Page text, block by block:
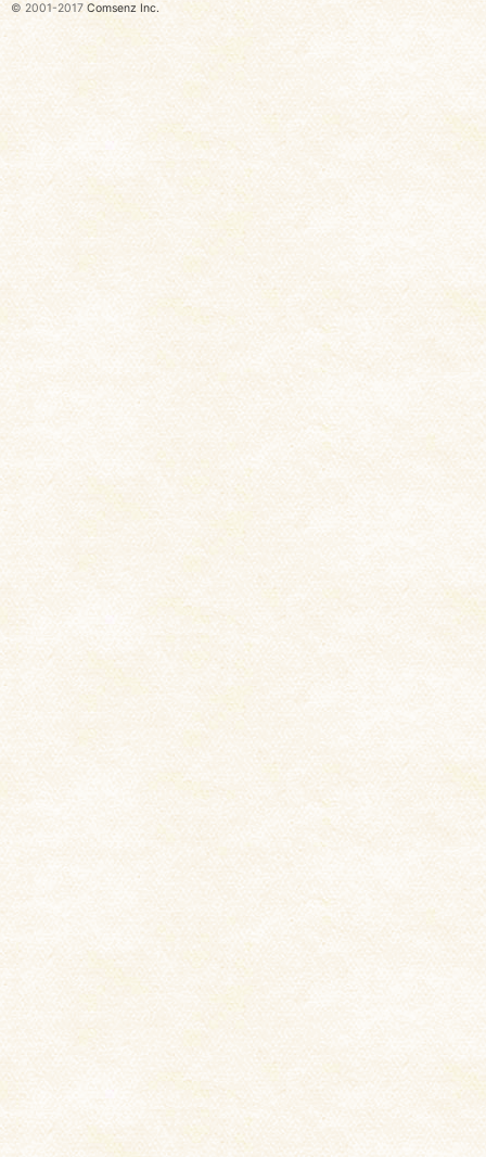
© 2001-2017 Comsenz Inc.